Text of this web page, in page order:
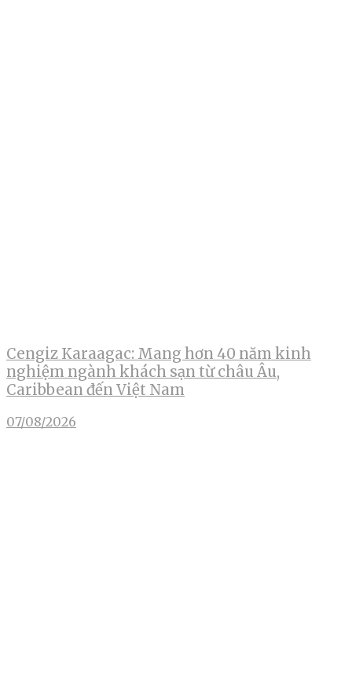
Cengiz Karaagac: Mang hơn 40 năm kinh
nghiệm ngành khách sạn từ châu Âu,
Caribbean đến Việt Nam
07/08/2026